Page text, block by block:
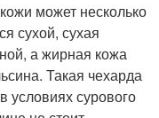
может несколько
сухой, сухая
а жирная кожа
Такая чехарда
сурового